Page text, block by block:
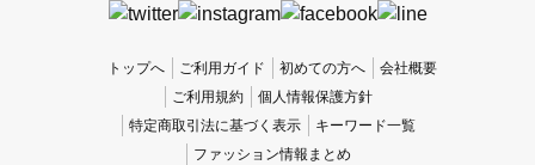
トップへ ご利用ガイド 初めての方へ
会社概要
ご利用規約
個人情報保護方針
特定商取引法に基づく表示
キーワード一覧
ファッション情報まとめ